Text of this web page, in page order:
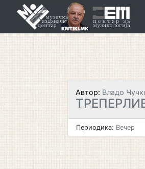
Автор: Владо
Периодика: Вечер